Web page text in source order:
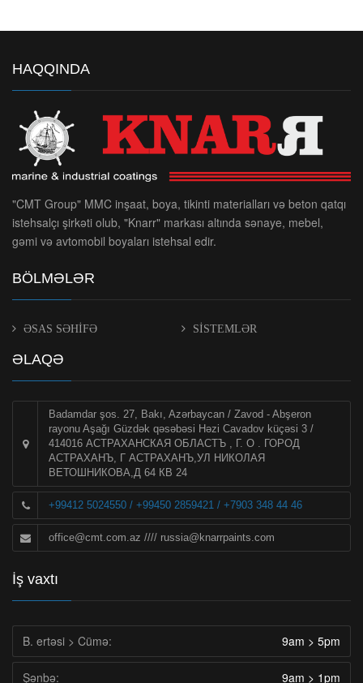
HAQQINDA
"CMT Group" MMC inşaat, boya, tikinti materialları və beton qatqı
istehsalçı şirkəti olub, "Knarr" markası altında sənaye, mebel,
gəmi və avtomobil boyaları istehsal edir.
BÖLMƏLƏR
ƏSAS SƏHİFƏ SİSTEMLƏR
ƏLAQƏ
Badamdar şos. 27, Bakı, Azərbaycan / Zavod - Abşeron
rayonu Aşağı Güzdək qəsəbəsi Həzi Cavadov küçəsi 3 /
414016 АСТРАХАНСКАЯ ОБЛАСТЪ , Г. О . ГОРОД
АСТРАХАНЪ, Г АСТРАХАНЪ,УЛ НИКОЛАЯ
ВЕТОШНИКОВА,Д 64 КВ 24
+99412 5024550 / +99450 2859421 / +7903 348 44 46
office@cmt.com.az //// russia@knarrpaints.com
İş vaxtı
B. ertəsi > Cümə: 9am > 5pm
Şənbə: 9am > 1pm